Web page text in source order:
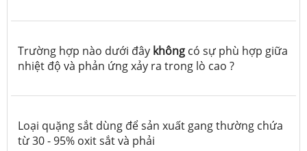
Trường hợp nào dưới đây không có sự phù hợp giữa
nhiệt độ và phản ứng xảy ra trong lò cao ?
Loại quặng sắt dùng để sản xuất gang thường chứa
từ 30 - 95% oxit sắt và phải